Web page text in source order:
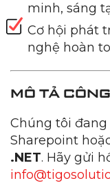
minh, sáng
Cơ hội phát
nghệ hoàn
MÔ TẢ
Chúng tôi
Sharepoint
.NET. Hãy gửi